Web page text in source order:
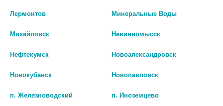
Лермонтов Минеральные Воды
Михайловск Невинномысск
Нефтекумск Новоалександровск
Новокубанск Новопавловск
п. Железноводский п. Иноземцево